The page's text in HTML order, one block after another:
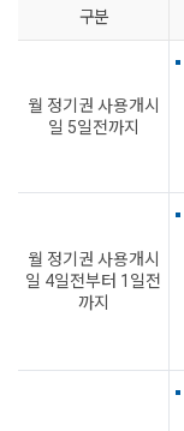
구분
월 정기권 사용개시
일 5일전까지
월 정기권 사용개시
일 4일전부터 1일전
까지